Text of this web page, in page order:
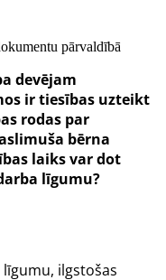
pārvaldībā
devējam
ir tiesības uzteikt
rodas par
bērna
laiks var dot
līgumu?
ilgstošas